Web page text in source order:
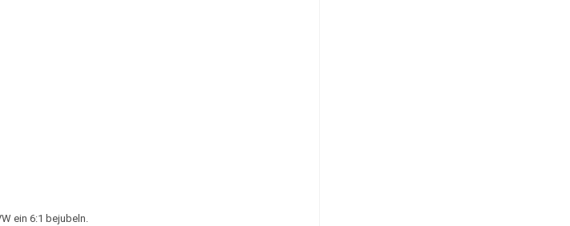
ein 6:1 bejubeln.